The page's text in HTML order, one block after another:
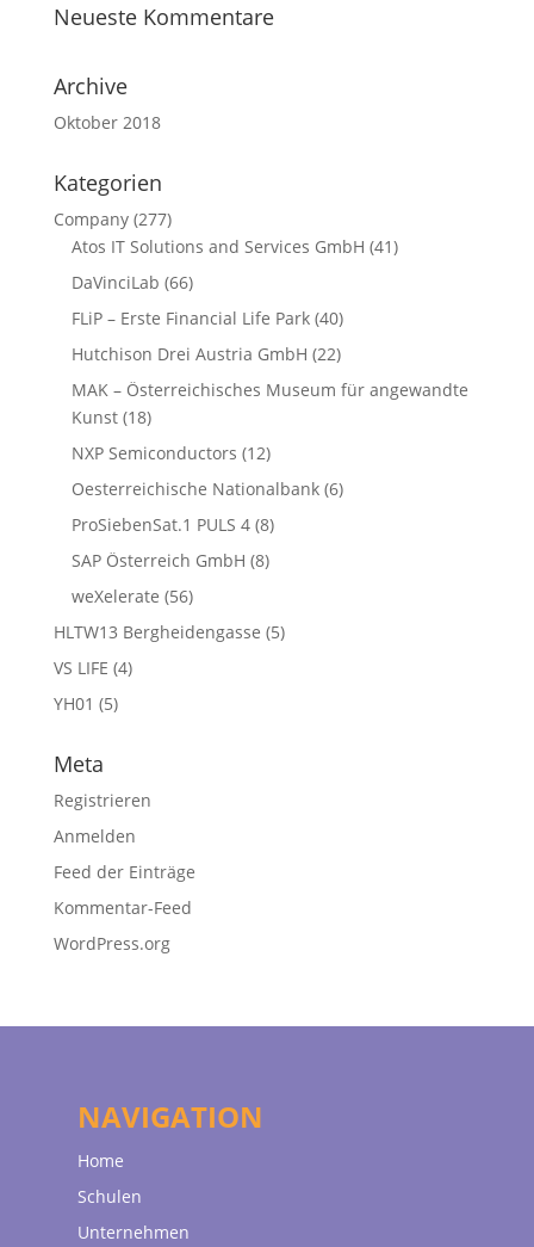
Neueste Kommentare
Archive
Oktober 2018
Kategorien
Company(277)
Atos IT Solutions and Services GmbH (41)
DaVinciLab (66)
FLiP – Erste Financial Life Park(40)
Hutchison Drei Austria GmbH (22)
MAK – Österreichisches Museum für angewandte
Kunst(18)
NXP Semiconductors (12)
Oesterreichische Nationalbank(6)
ProSiebenSat.1 PULS 4(8)
SAP Österreich GmbH (8)
weXelerate (56)
HLTW13 Bergheidengasse (5)
VS LIFE (4)
YH01 (5)
Meta
Registrieren
Anmelden
Feed der Einträge
Kommentar-Feed
WordPress.org
NAVIGATION
Home
Schulen
Unternehmen